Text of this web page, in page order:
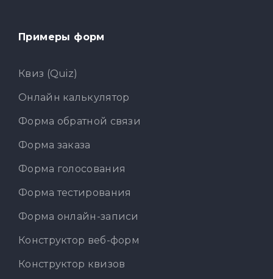
Примеры форм
Квиз (Quiz)
Онлайн калькулятор
Форма обратной связи
Форма заказа
Форма голосования
Форма тестирования
Форма онлайн-записи
Конструктор веб-форм
Конструктор квизов